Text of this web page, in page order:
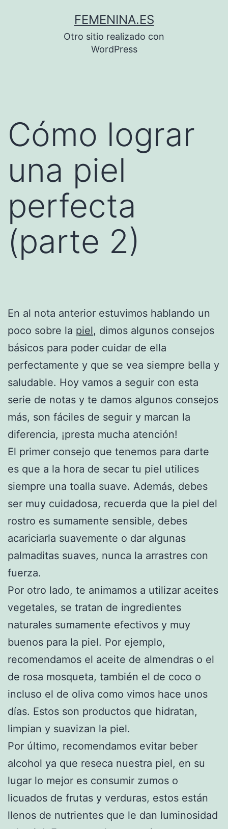
FEMENINA.ES
Otro sitio realizado con
WordPress
Cómo lograr
una piel
perfecta
(parte 2)
En al nota anterior estuvimos hablando un
poco sobre la piel, dimos algunos consejos
básicos para poder cuidar de ella
perfectamente y que se vea siempre bella y
saludable. Hoy vamos a seguir con esta
serie de notas y te damos algunos consejos
más, son fáciles de seguir y marcan la
diferencia, ¡presta mucha atención!
El primer consejo que tenemos para darte
es que a la hora de secar tu piel utilices
siempre una toalla suave. Además, debes
ser muy cuidadosa, recuerda que la piel del
rostro es sumamente sensible, debes
acariciarla suavemente o dar algunas
palmaditas suaves, nunca la arrastres con
fuerza.
Por otro lado, te animamos a utilizar aceites
vegetales, se tratan de ingredientes
naturales sumamente efectivos y muy
buenos para la piel. Por ejemplo,
recomendamos el aceite de almendras o el
de rosa mosqueta, también el de coco o
incluso el de oliva como vimos hace unos
días. Estos son productos que hidratan,
limpian y suavizan la piel.
Por último, recomendamos evitar beber
alcohol ya que reseca nuestra piel, en su
lugar lo mejor es consumir zumos o
licuados de frutas y verduras, estos están
llenos de nutrientes que le dan luminosidad